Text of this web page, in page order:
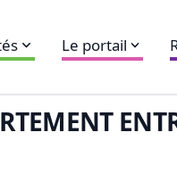
Le portail